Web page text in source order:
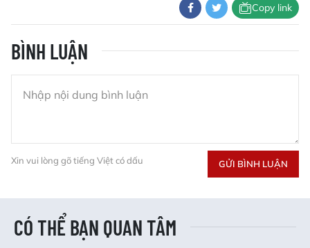
Copy link
BÌNH LUẬN
Xin vui lòng gõ tiếng Việt có dấu GỬI BÌNH LUẬN
CÓ THỂ BẠN QUAN TÂM